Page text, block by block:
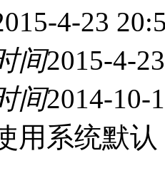
4-23
间2015-4-
间2014-10-
用系统默认